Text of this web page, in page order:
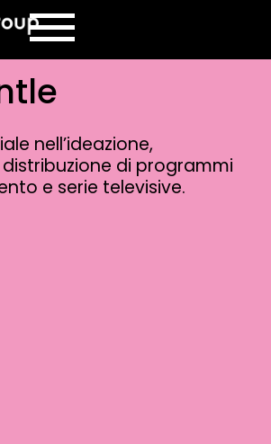
nell’ideazione,
di programmi
e serie televisive.